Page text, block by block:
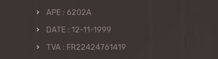
APE : 6202A
DATE : 12-11-1999
TVA : FR22424761419